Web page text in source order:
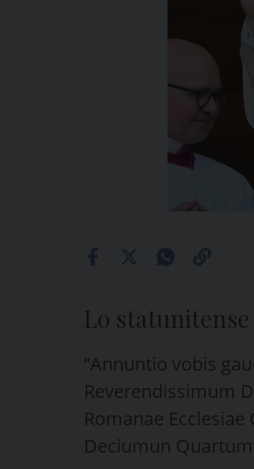
Lo
“Annuntio vobis
Reverendissimum
Romanae
Deciumun